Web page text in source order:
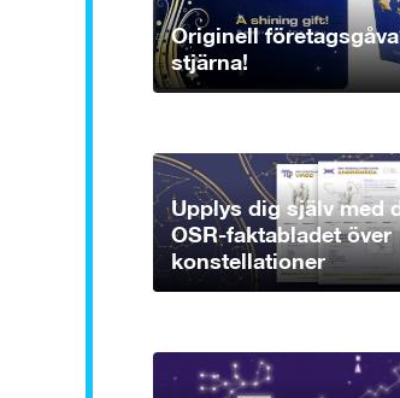
Originell
stjärna!
Upplys dig själv med
OSR-faktabladet över
konstellationer